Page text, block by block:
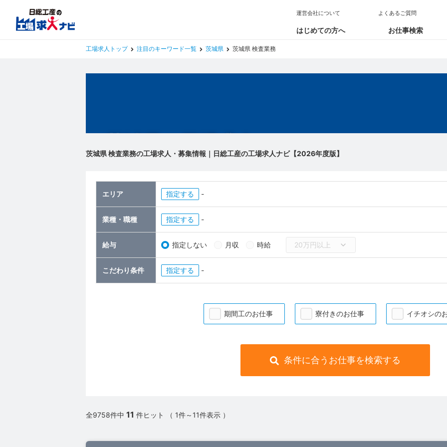
はじめての方へ お仕事検索
運営会社について よくあるご質問
工場求人トップ 注目のキーワード一覧 茨城県 茨城県 検査業務
茨城県 検査業務の工場求人・募集情報｜日総工産の工場求人ナビ【2026年度版】
エリア 指定 -
業種・職種 指定 -
給与 指定しない 月収 時給
こだわり条件 指定 -
期間工のお仕事 寮付きのお仕事 イチオシの
条件に合うお仕事を検索する
全9758件中 11 件ヒット （ 1件～11件表示 ）